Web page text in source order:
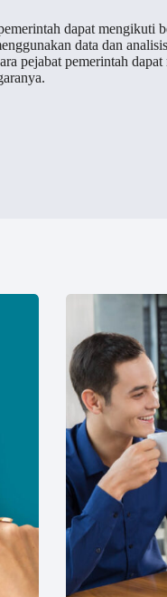
dapat mengikuti
data dan
pejabat pemerintah